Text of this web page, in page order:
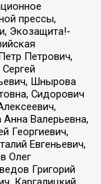
прессы,
Экозащита!-
Петрович,
Шнырова
Сидорович
Анна Валерьевна,
Георгиевич,
Евгеньевич,
Олег
Григорий